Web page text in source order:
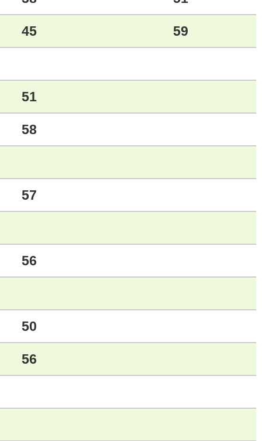
45 59
51
58
57
56
50
56